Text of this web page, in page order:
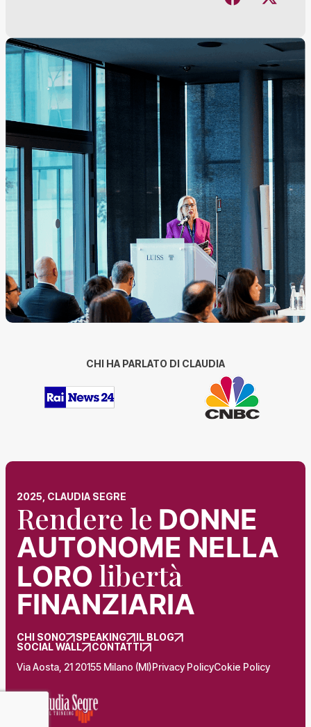
CHI HA PARLATO DI CLAUDIA
2025, CLAUDIA SEGRE
Rendere le DONNE
AUTONOME NELLA
LORO libertà
FINANZIARIA
CHI SONO SPEAKING
IL BLOG
SOCIAL WALL
CONTATTI
Via Aosta, 21 20155 Milano (MI)Privacy PolicyCokie Policy